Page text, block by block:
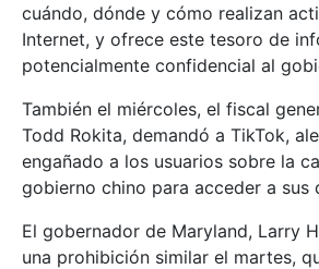
cuándo, dónde y cómo realizan
Internet, y ofrece este tesoro de
potencialmente confidencial al
También el miércoles, el fiscal
Todd Rokita, demandó a TikTok,
engañado a los usuarios sobre la
gobierno chino para acceder a sus
El gobernador de Maryland, Larry
una prohibición similar el martes,